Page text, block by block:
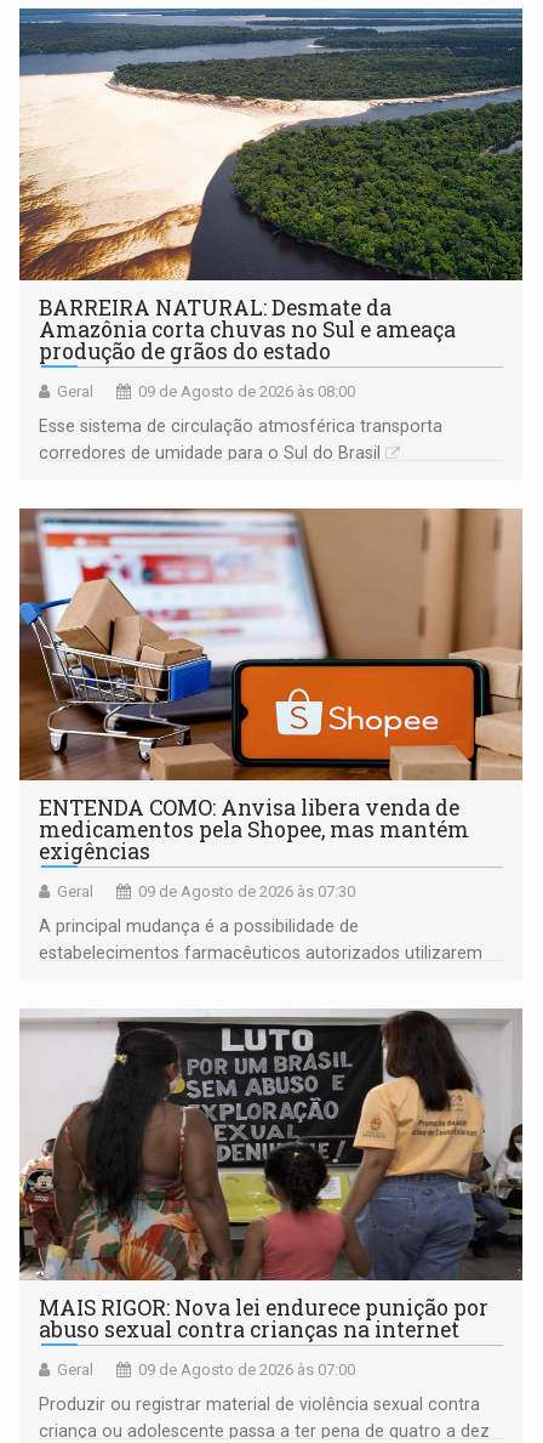
BARREIRA NATURAL: Desmate da
Amazônia corta chuvas no Sul e ameaça
produção de grãos do estado
Geral 09 de Agosto de 2026 às 08:00
Esse sistema de circulação atmosférica transporta
corredores de umidade para o Sul do Brasil
ENTENDA COMO: Anvisa libera venda de
medicamentos pela Shopee, mas mantém
exigências
Geral 09 de Agosto de 2026 às 07:30
A principal mudança é a possibilidade de
estabelecimentos farmacêuticos autorizados utilizarem
MAIS RIGOR: Nova lei endurece punição por
abuso sexual contra crianças na internet
Geral 09 de Agosto de 2026 às 07:00
Produzir ou registrar material de violência sexual contra
criança ou adolescente passa a ter pena de quatro a dez